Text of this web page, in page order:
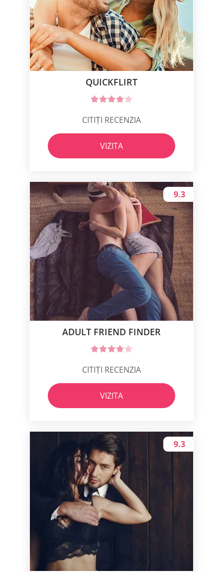
QUICKFLIRT
CITIȚI RECENZIA
VIZITA
ADULT FRIEND FINDER
9.3
CITIȚI RECENZIA
VIZITA
9.3